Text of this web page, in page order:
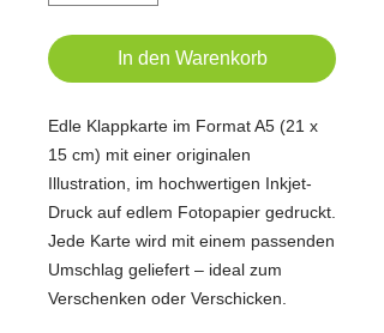
In den Warenkorb
Edle Klappkarte im Format A5 (21 x
15 cm) mit einer originalen
Illustration, im hochwertigen Inkjet-
Druck auf edlem Fotopapier gedruckt.
Jede Karte wird mit einem passenden
Umschlag geliefert – ideal zum
Verschenken oder Verschicken.